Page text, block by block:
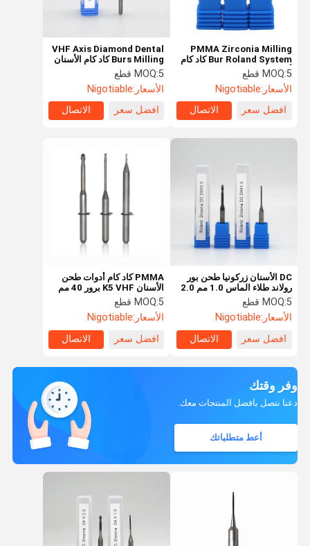
VHF Axis Diamond Dental
Burs Milling كاد كام الأسنان
مختبر التدريبات
MOQ:5 قطع
الأسعار:Nigotiable
افضل سعر
الاتصال
PMMA Zirconia Milling
Bur Roland System كاد كام
أدوات طحن
MOQ:5 قطع
الأسعار:Nigotiable
افضل سعر
الاتصال
PMMA كاد كام أدوات طحن
الأسنان K5 VHF برور 40 مم
طويلة
MOQ:5 قطع
الأسعار:Nigotiable
افضل سعر
الاتصال
DC الأسنان زركونيا طحن بور
رولاند طلاء الماس 1.0 مم 2.0
ممMOQ:5 قطع
الأسعار:Nigotiable
افضل سعر
الاتصال
وفر وقتك
دعنا نتصل بأفضل المنتجات معك.
أعط متطلباتك